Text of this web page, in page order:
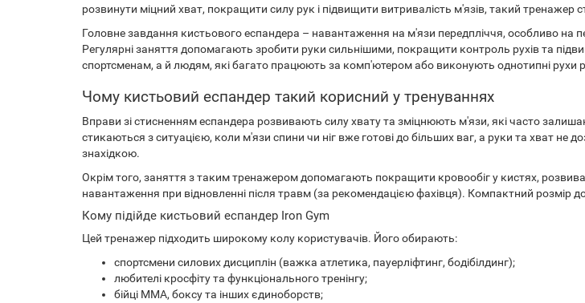
розвинути міцний хват, покращити силу рук і підвищити витривалість м'язів, такий тренажер
Головне завдання кистьового еспандера – навантаження на м'язи передпліччя, особливо на
Регулярні заняття допомагають зробити руки сильнішими, покращити контроль рухів та
спортсменам, а й людям, які багато працюють за комп'ютером або виконують однотипні рухи
Чому кистьовий еспандер такий корисний у тренуваннях
Вправи зі стисненням еспандера розвивають силу хвату та зміцнюють м'язи, які часто
стикаються з ситуацією, коли м'язи спини чи ніг вже готові до більших ваг, а руки та хват
знахідкою.
Окрім того, заняття з таким тренажером допомагають покращити кровообіг у кистях,
навантаження при відновленні після травм (за рекомендацією фахівця). Компактний розмір
Кому підійде кистьовий еспандер Iron Gym
Цей тренажер підходить широкому колу користувачів. Його обирають:
спортсмени силових дисциплін (важка атлетика, пауерліфтинг, бодібілдинг);
любителі кросфіту та функціонального тренінгу;
бійці ММА, боксу та інших єдиноборств;